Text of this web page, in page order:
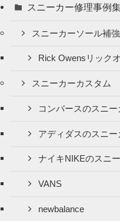
スニーカー修理事例
スニーカーソール補強
Rick Owensリック
スニーカーカスタム
コンバースのスニ
アディダスのスニ
ナイキNIKEのスニ
VANS
newbalance